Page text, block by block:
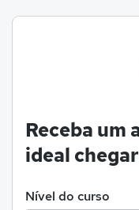
Receba um
ideal
Nível do curso